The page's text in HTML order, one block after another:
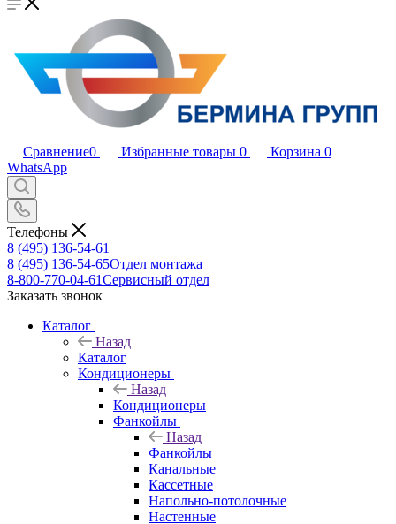
Сравнение0 Избранные товары 0 Корзина 0
WhatsApp
Телефоны
8 (495) 136-54-61
8 (495) 136-54-65Отдел монтажа
8-800-770-04-61Сервисный отдел
Заказать звонок
Каталог
Назад
Каталог
Кондиционеры
Назад
Кондиционеры
Фанкойлы
Назад
Фанкойлы
Канальные
Кассетные
Напольно-потолочные
Настенные